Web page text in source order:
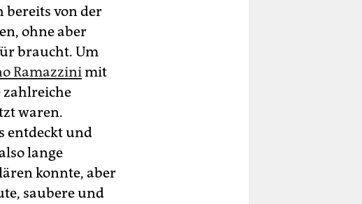
bereits von der
ohne aber
braucht. Um
Ramazzinimit
zahlreiche
waren.
entdeckt und
lange
konnte, aber
saubere und